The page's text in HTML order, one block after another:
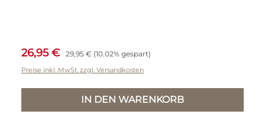
Verkaufspreis:
26,95 € Regulärer Preis:
29,95 € (10.02% gespart)
Preise inkl. MwSt. zzgl. Versandkosten
IN DEN WARENKORB